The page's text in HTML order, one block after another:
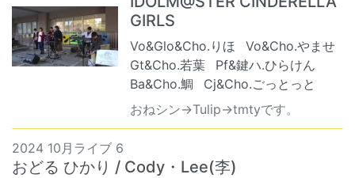
GIRLS
Vo&Glo&Cho.りほ
Vo&Cho.やませ
Gt&Cho.若葉
Pf&鍵ハ.ひらけん
Ba&Cho.鯛
Cj&Cho.ごっとっと
おねシン→Tulip→tmtyです。
2024 10月ライブ 6
おどる ひかり / Cody・Lee(李)